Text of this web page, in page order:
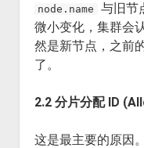
node.name
与旧节
微小变化，集群会
然是新节点，之前
了。
2.2 分片分配 ID
这是最主要的原因